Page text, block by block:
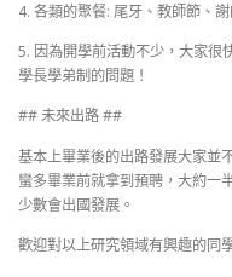
4. 各類的聚餐: 尾牙、教師節、
5. 因為開學前活動不少，大家很
學長學弟制的問題！
## 未來出路 ##
基本上畢業後的出路發展大家並
蠻多畢業前就拿到預聘，大約一
少數會出國發展。
歡迎對以上研究領域有興趣的同